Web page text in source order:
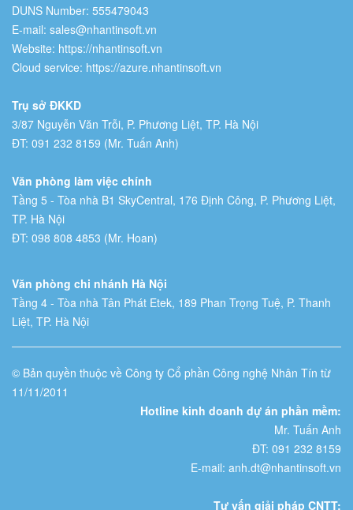
DUNS Number: 555479043
E-mail: sales@nhantinsoft.vn
Website: https://nhantinsoft.vn
Cloud service: https://azure.nhantinsoft.vn
Trụ sở ĐKKD
3/87 Nguyễn Văn Trỗi, P. Phương Liệt, TP. Hà Nội
ĐT: 091 232 8159 (Mr. Tuấn Anh)
Văn phòng làm việc chính
Tầng 5 - Tòa nhà B1 SkyCentral, 176 Định Công, P. Phương Liệt,
TP. Hà Nội
ĐT: 098 808 4853 (Mr. Hoan)
Văn phòng chi nhánh Hà Nội
Tầng 4 - Tòa nhà Tân Phát Etek, 189 Phan Trọng Tuệ, P. Thanh
Liệt, TP. Hà Nội
© Bản quyền thuộc về Công ty Cổ phần Công nghệ Nhân Tín từ
11/11/2011
Hotline kinh doanh dự án phần mềm:
Mr. Tuấn Anh
ĐT: 091 232 8159
E-mail: anh.dt@nhantinsoft.vn
Tư vấn giải pháp CNTT: